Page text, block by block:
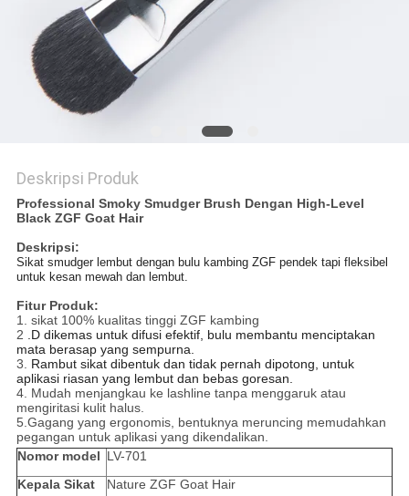
Deskripsi Produk
Professional Smoky Smudger Brush Dengan High-Level
Black ZGF Goat Hair
Deskripsi:
Sikat smudger lembut dengan bulu kambing ZGF pendek tapi fleksibel
untuk kesan mewah dan lembut.
Fitur Produk:
1. sikat 100% kualitas tinggi ZGF kambing
2 .D dikemas untuk difusi efektif, bulu membantu menciptakan
mata berasap yang sempurna.
3. Rambut sikat dibentuk dan tidak pernah dipotong, untuk
aplikasi riasan yang lembut dan bebas goresan.
4. Mudah menjangkau ke lashline tanpa menggaruk atau
mengiritasi kulit halus.
5.Gagang yang ergonomis, bentuknya meruncing memudahkan
pegangan untuk aplikasi yang dikendalikan.
Nomor model LV-701
Kepala Sikat
Nature ZGF Goat Hair